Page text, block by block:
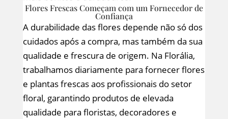
Flores Frescas Começam com um Fornecedor de
Confiança
A durabilidade das flores depende não só dos
cuidados após a compra, mas também da sua
qualidade e frescura de origem. Na Florália,
trabalhamos diariamente para fornecer flores
e plantas frescas aos profissionais do setor
floral, garantindo produtos de elevada
qualidade para floristas, decoradores e